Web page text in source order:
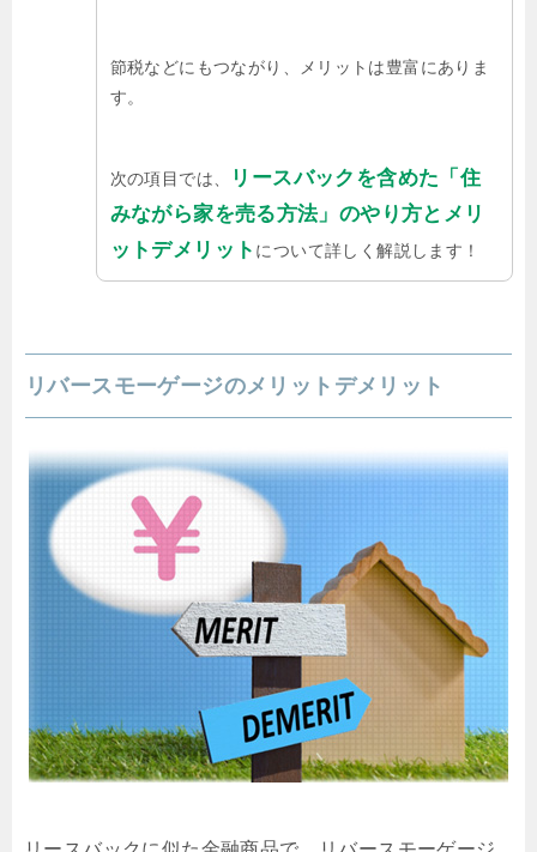
節税などにもつながり、メリットは豊富にありま
す。
次の項目では、
リースバックを含めた「住
みながら家を売る方法」のやり方とメリ
ットデメリット について詳しく解説します！
リバースモーゲージのメリットデメリット